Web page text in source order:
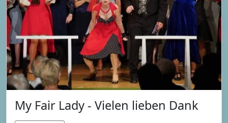
My Fair Lady - Vielen lieben Dank